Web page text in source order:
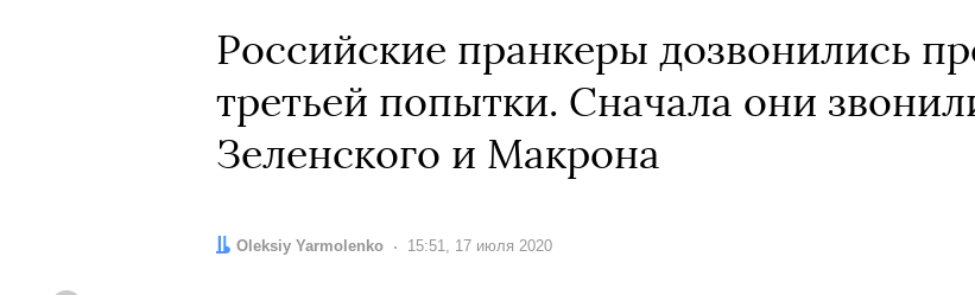
Российские пранкеры дозвонились
третьей попытки. Сначала они
Зеленского и Макрона
Автор:
Oleksiy Yarmolenko Дата:
15:51, 17 июля 2020